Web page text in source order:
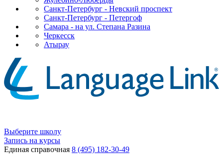
Санкт-Петербург - Невский проспект
Санкт-Петербург - Петергоф
Самара - на ул. Степана Разина
Черкесск
Атырау
Выберите школу
Запись на курсы
Единая справочная 8 (495) 182-30-49